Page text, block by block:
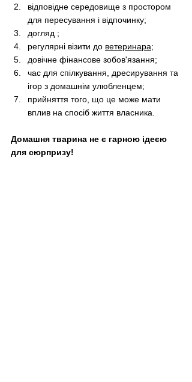
відповідне середовище з простором
для пересування і відпочинку;
догляд ;
регулярні візити до ветеринара;
довічне фінансове зобов'язання;
час для спілкування, дресирування та
ігор з домашнім улюбленцем;
прийняття того, що це може мати
вплив на спосіб життя власника.
Домашня тварина не є гарною ідеєю
для сюрпризу!